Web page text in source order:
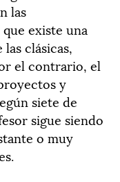
las
existe una
clásicas,
el contrario, el
y
siete de
sigue siendo
o muy